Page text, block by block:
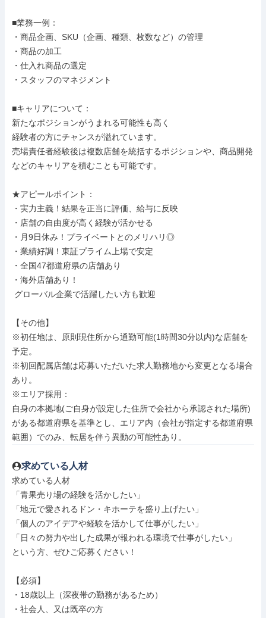
■業務一例：
・商品企画、SKU（企画、種類、枚数など）の管理
・商品の加工
・仕入れ商品の選定
・スタッフのマネジメント
■キャリアについて：
新たなポジションがうまれる可能性も高く
経験者の方にチャンスが溢れています。
売場責任者経験後は複数店舗を統括するポジションや、商品開発
などのキャリアを積むことも可能です。
★アピールポイント：
・実力主義！結果を正当に評価、給与に反映
・店舗の自由度が高く経験が活かせる
・月9日休み！プライベートとのメリハリ◎
・業績好調！東証プライム上場で安定
・全国47都道府県の店舗あり
・海外店舗あり！
【その他】
※初任地は、原則現住所から通勤可能(1時間30分以内)な店舗を
予定。
※初回配属店舗は応募いただいた求人勤務地から変更となる場合
あり。
※エリア採用：
自身の本拠地(ご自身が設定した住所で会社から承認された場所)
がある都道府県を基準とし、エリア内（会社が指定する都道府県
範囲）でのみ、転居を伴う異動の可能性あり。
求めている人材
求めている人材
「青果売り場の経験を活かしたい」
「地元で愛されるドン・キホーテを盛り上げたい」
「個人のアイデアや経験を活かして仕事がしたい」
「日々の努力や出した成果が報われる環境で仕事がしたい」
という方、ぜひご応募ください！
【必須】
・18歳以上（深夜帯の勤務があるため）
・社会人、又は既卒の方